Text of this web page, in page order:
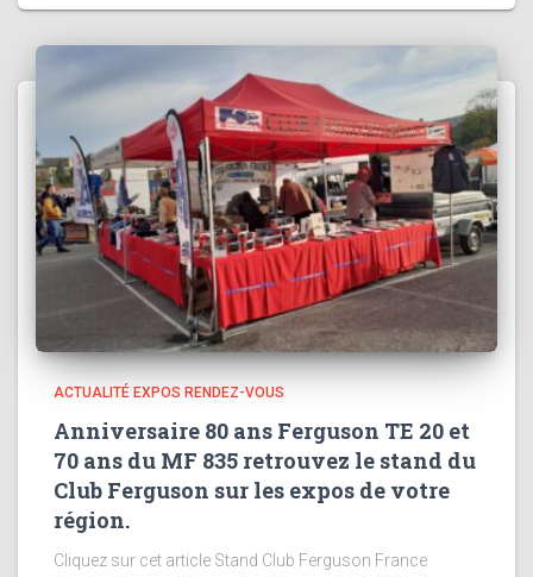
ACTUALITÉ EXPOS RENDEZ-VOUS
Anniversaire 80 ans Ferguson TE 20 et
70 ans du MF 835 retrouvez le stand du
Club Ferguson sur les expos de votre
région.
Cliquez sur cet article Stand Club Ferguson France